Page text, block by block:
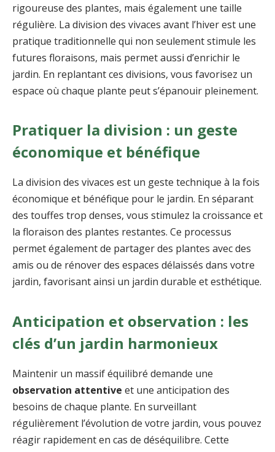
rigoureuse des plantes, mais également une taille
régulière. La division des vivaces avant l’hiver est une
pratique traditionnelle qui non seulement stimule les
futures floraisons, mais permet aussi d’enrichir le
jardin. En replantant ces divisions, vous favorisez un
espace où chaque plante peut s’épanouir pleinement.
Pratiquer la division : un geste
économique et bénéfique
La division des vivaces est un geste technique à la fois
économique et bénéfique pour le jardin. En séparant
des touffes trop denses, vous stimulez la croissance et
la floraison des plantes restantes. Ce processus
permet également de partager des plantes avec des
amis ou de rénover des espaces délaissés dans votre
jardin, favorisant ainsi un jardin durable et esthétique.
Anticipation et observation : les
clés d’un jardin harmonieux
Maintenir un massif équilibré demande une
observation attentive et une anticipation des
besoins de chaque plante. En surveillant
régulièrement l’évolution de votre jardin, vous pouvez
réagir rapidement en cas de déséquilibre. Cette